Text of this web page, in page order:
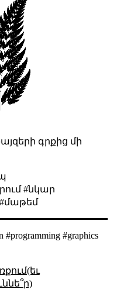
գրքից մի
#նկար
#programming #graphics